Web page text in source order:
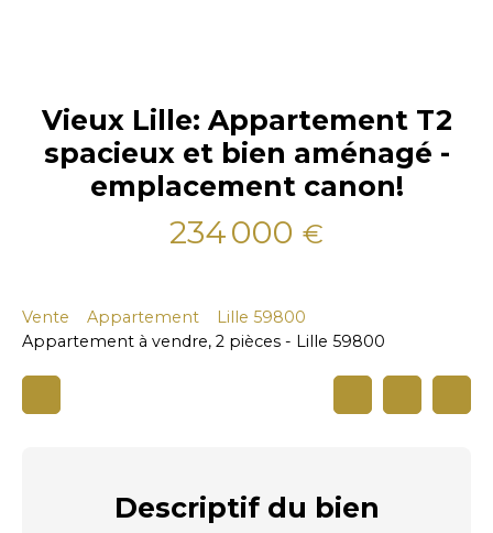
Vieux Lille: Appartement T2
spacieux et bien aménagé -
emplacement canon!
234 000 €
Vente Appartement
Lille 59800
Appartement à vendre, 2 pièces - Lille 59800
Descriptifdu bien